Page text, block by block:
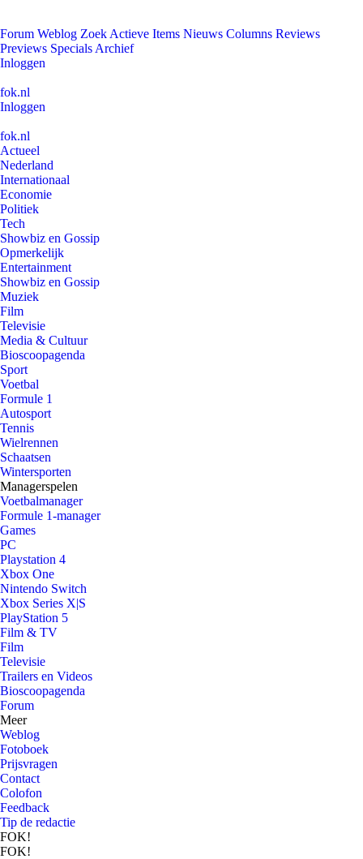
Forum Weblog Zoek Actieve Items Nieuws Columns Reviews
Previews Specials Archief
Inloggen
fok.nl
Inloggen
fok.nl
Actueel
Nederland
Internationaal
Economie
Politiek
Tech
Showbiz en Gossip
Opmerkelijk
Entertainment
Showbiz en Gossip
Muziek
Film
Televisie
Media & Cultuur
Bioscoopagenda
Sport
Voetbal
Formule 1
Autosport
Tennis
Wielrennen
Schaatsen
Wintersporten
Managerspelen
Voetbalmanager
Formule 1-manager
Games
PC
Playstation 4
Xbox One
Nintendo Switch
Xbox Series X|S
PlayStation 5
Film & TV
Film
Televisie
Trailers en Videos
Bioscoopagenda
Forum
Meer
Weblog
Fotoboek
Prijsvragen
Contact
Colofon
Feedback
Tip de redactie
FOK!
FOK!